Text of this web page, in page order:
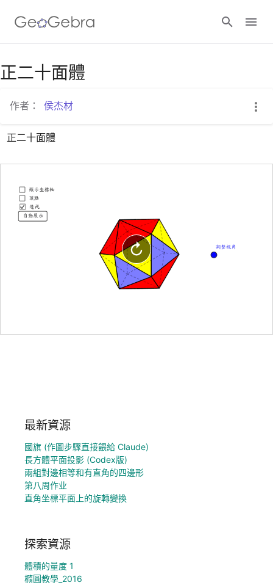
Google Classroom
GeoGebra Classroom
正二十面體
作者： 侯杰材
正二十面體
最新資源
國旗 (作圖步驟直接餵給 Claude)
長方體平面投影 (Codex版)
兩組對邊相等和有直角的四邊形
第八周作业
直角坐標平面上的旋轉變換
探索資源
體積的量度 1
橢圓教學_2016